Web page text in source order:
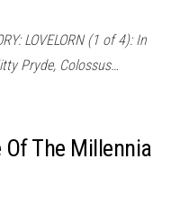
LOVELORN (1 of 4): In
Pryde, Colossus…
Of The Millennia